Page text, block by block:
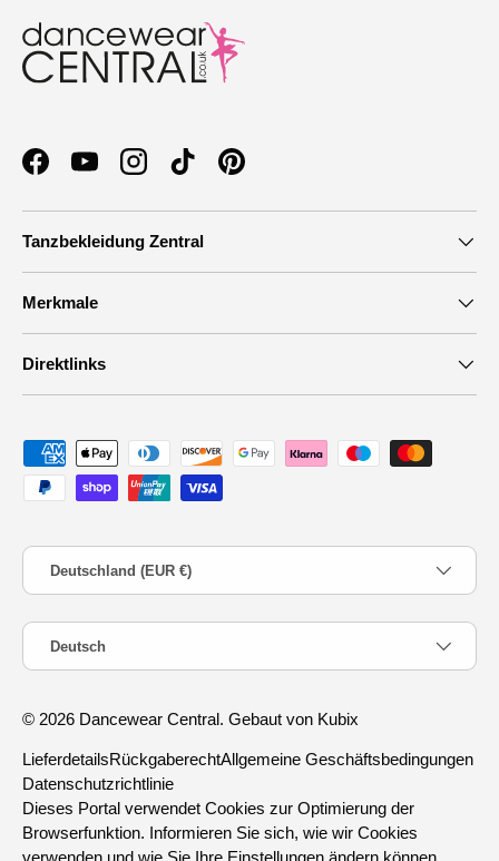
FacebookYouTubeInstagramTikTokPinterest
Tanzbekleidung Zentral
Merkmale
Direktlinks
Zahlungsmethoden
Land/Region
Deutschland (EUR €)
Sprache
Deutsch
© 2026 Dancewear Central. Gebaut von Kubix
LieferdetailsRückgaberechtAllgemeine Geschäftsbedingungen
Datenschutzrichtlinie
Dieses Portal verwendet Cookies zur Optimierung der
Browserfunktion. Informieren Sie sich, wie wir Cookies